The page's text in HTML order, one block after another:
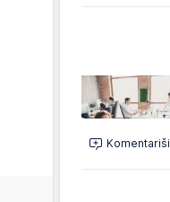
Komentariši